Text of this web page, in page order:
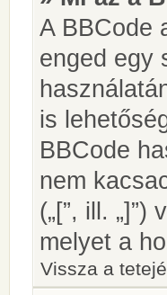
A BBCode
enged egy
is
BBCode
nem
(„[”, ill.
melyet a
Vissza a